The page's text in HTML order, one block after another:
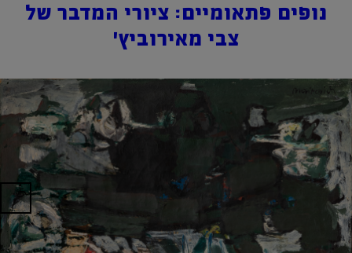
נופים פתאומיים: ציורי המדבר של
צבי מאירוביץ'